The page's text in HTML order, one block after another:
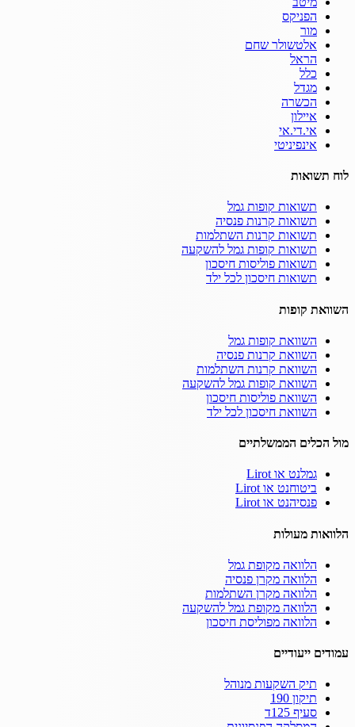
הפניקס
מור
אלטשולר שחם
הראל
כלל
מגדל
הכשרה
איילון
אי.די.אי
אינפיניטי
לוח תשואות
תשואות קופות גמל
תשואות קרנות פנסיה
תשואות קרנות השתלמות
תשואות קופות גמל להשקעה
תשואות פוליסות חיסכון
תשואות חיסכון לכל ילד
השוואת קופות
השוואת קופות גמל
השוואת קרנות פנסיה
השוואת קרנות השתלמות
השוואת קופות גמל להשקעה
השוואת פוליסות חיסכון
השוואת חיסכון לכל ילד
מול הכלים הממשלתיים
גמלנט או Lirot
ביטוחנט או Lirot
פנסיהנט או Lirot
הלוואות מעולות
הלוואה מקופת גמל
הלוואה מקרן פנסיה
הלוואה מקרן השתלמות
הלוואה מקופת גמל להשקעה
הלוואה מפוליסת חיסכון
עמודים ייעודיים
תיק השקעות מנוהל
תיקון 190
סעיף 125ד